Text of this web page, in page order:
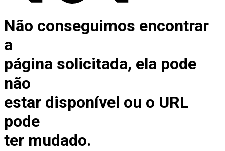
Não conseguimos encontrar
a
página solicitada, ela pode
não
estar disponível ou o URL
pode
ter mudado.